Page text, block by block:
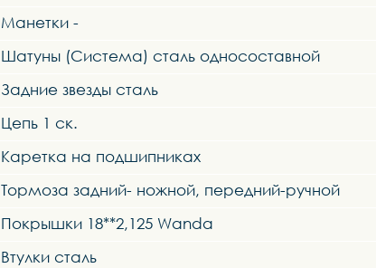
Манетки -
Шатуны (Система) сталь односоставной
Задние звезды сталь
Цепь 1 ск.
Каретка на подшипниках
Тормоза задний- ножной, передний-ручной
Покрышки 18**2,125 Wanda
Втулки сталь